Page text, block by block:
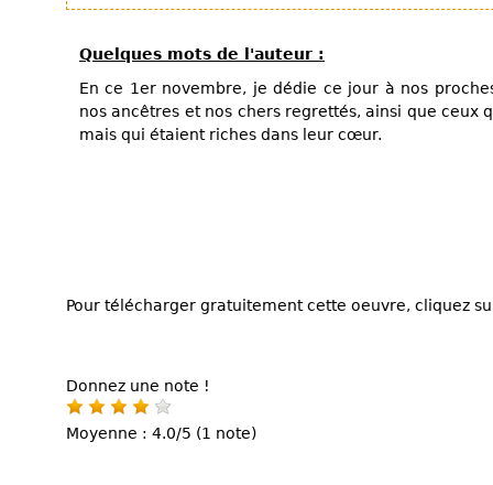
Quelques mots de l'auteur :
En ce 1er novembre, je dédie ce jour à nos
nos ancêtres et nos chers regrettés, ainsi que ceux
mais qui étaient riches dans leur cœur.
Pour télécharger gratuitement cette oeuvre, cliquez
Donnez une note !
Moyenne : 4.0/5 (1 note)